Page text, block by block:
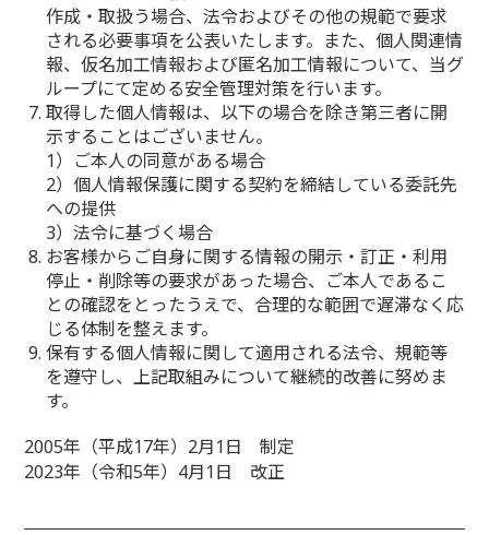
作成・取扱う場合、法令およびその他の規範で要求
される必要事項を公表いたします。また、個人関連情
報、仮名加工情報および匿名加工情報について、当グ
ループにて定める安全管理対策を行います。
取得した個人情報は、以下の場合を除き第三者に開
示することはございません。
1）ご本人の同意がある場合
2）個人情報保護に関する契約を締結している委託先
への提供
3）法令に基づく場合
お客様からご自身に関する情報の開示・訂正・利用
停止・削除等の要求があった場合、ご本人であるこ
との確認をとったうえで、合理的な範囲で遅滞なく応
じる体制を整えます。
保有する個人情報に関して適用される法令、規範等
を遵守し、上記取組みについて継続的改善に努めま
す。
2005年（平成17年）2月1日 制定
2023年（令和5年）4月1日 改正